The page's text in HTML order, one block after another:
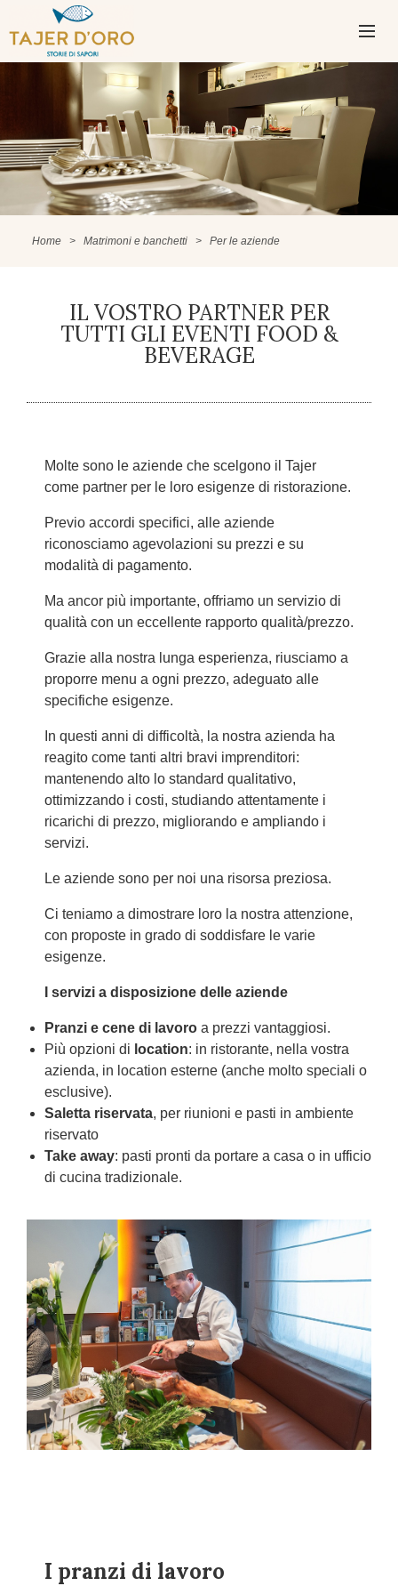
AL
CONTENUTO
Home > Matrimoni e banchetti > Per le aziende
IL VOSTRO PARTNER PER
TUTTI GLI EVENTI FOOD &
BEVERAGE
Molte sono le aziende che scelgono il Tajer
come partner per le loro esigenze di ristorazione.
Previo accordi specifici, alle aziende
riconosciamo agevolazioni su prezzi e su
modalità di pagamento.
Ma ancor più importante, offriamo un servizio di
qualità con un eccellente rapporto qualità/prezzo.
Grazie alla nostra lunga esperienza, riusciamo a
proporre menu a ogni prezzo, adeguato alle
specifiche esigenze.
In questi anni di difficoltà, la nostra azienda ha
reagito come tanti altri bravi imprenditori:
mantenendo alto lo standard qualitativo,
ottimizzando i costi, studiando attentamente i
ricarichi di prezzo, migliorando e ampliando i
servizi.
Le aziende sono per noi una risorsa preziosa.
Ci teniamo a dimostrare loro la nostra attenzione,
con proposte in grado di soddisfare le varie
esigenze.
I servizi a disposizione delle aziende
Pranzi e cene di lavoro a prezzi vantaggiosi.
Più opzioni di location: in ristorante, nella vostra
azienda, in location esterne (anche molto speciali o
esclusive).
Saletta riservata, per riunioni e pasti in ambiente
riservato
Take away: pasti pronti da portare a casa o in ufficio
di cucina tradizionale.
I pranzi di lavoro